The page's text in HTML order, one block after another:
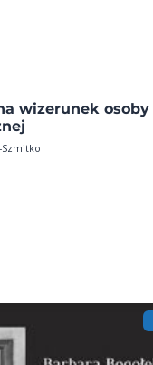
wizerunek osoby
Szmitko